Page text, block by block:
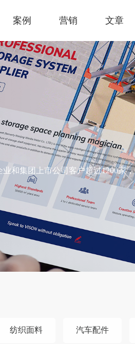
案例 营销 文章
和集团上市公司客户超过1200家，
纺织面料 汽车配件